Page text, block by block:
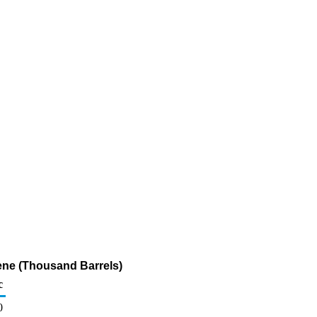
(Thousand Barrels)